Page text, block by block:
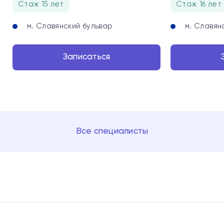
Стаж 15 лет
м. Славянский бульвар
Записаться
Стаж 16 лет
м.
Все специалисты